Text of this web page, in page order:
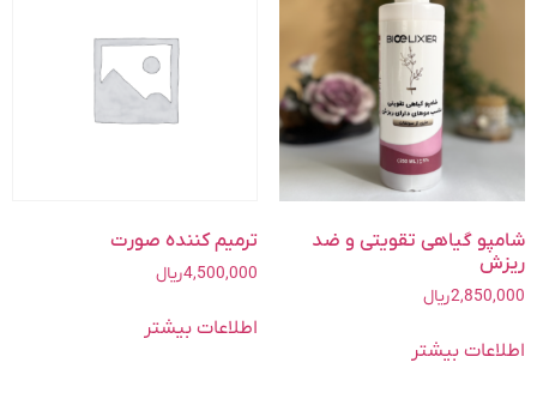
شامپو گیاهی تقویتی و ضد
ریزش
2,850,000ریال
اطلاعات بیشتر
ترمیم کننده صورت
4,500,000ریال
اطلاعات بیشتر